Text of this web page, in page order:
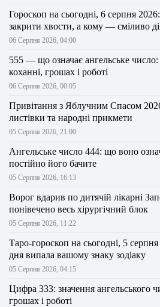
Гороскоп на сьогодні, 6 серпня
закрити хвости, а кому — сміливо
06 Серпня 2026, 04:00
555 — що означає ангельське число:
коханні, грошах і роботі
06 Серпня 2026, 00:05
Привітання з Яблучним Спасом
листівки та народні прикмети
05 Серпня 2026, 21:00
Ангельське число 444: що воно
постійно його бачите
05 Серпня 2026, 16:13
Ворог вдарив по дитячій лікарні
понівечено весь хірургічний блок
05 Серпня 2026, 11:22
Таро-гороскоп на сьогодні, 5
дня випала вашому знаку зодіаку
05 Серпня 2026, 04:15
Цифра 333: значення ангельського
грошах і роботі